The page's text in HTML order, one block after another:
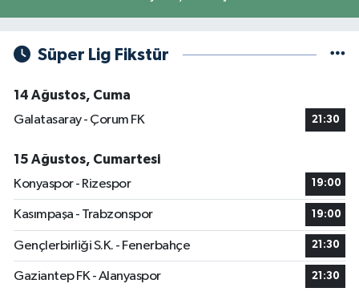
Süper Lig Fikstür
14 Ağustos, Cuma
Galatasaray - Çorum FK
21:30
15 Ağustos, Cumartesi
Konyaspor - Rizespor
19:00
Kasımpaşa - Trabzonspor 19:00
Gençlerbirliği S.K. - Fenerbahçe 21:30
Gaziantep FK - Alanyaspor 21:30